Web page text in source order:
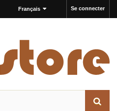
Se connecter
Français